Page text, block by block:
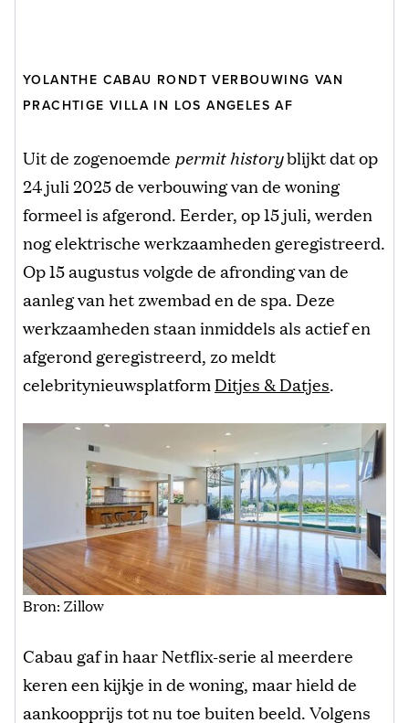
YOLANTHE CABAU RONDT VERBOUWING VAN
PRACHTIGE VILLA IN LOS ANGELES AF
Uit de zogenoemde permit historyblijkt dat op
24 juli 2025 de verbouwing van de woning
formeel is afgerond. Eerder, op 15 juli, werden
nog elektrische werkzaamheden geregistreerd.
Op 15 augustus volgde de afronding van de
aanleg van het zwembad en de spa. Deze
werkzaamheden staan inmiddels als actief en
afgerond geregistreerd, zo meldt
celebritynieuwsplatform Ditjes & Datjes.
Bron: Zillow
Cabau gaf in haar Netflix-serie al meerdere
keren een kijkje in de woning, maar hield de
aankoopprijs tot nu toe buiten beeld. Volgens